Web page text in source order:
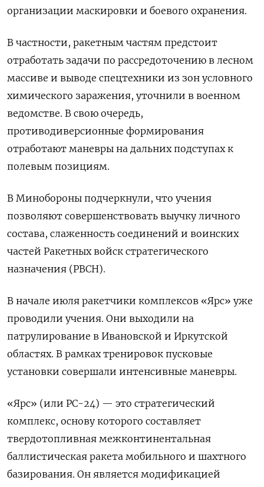
организации маскировки и боевого охранения.
В частности, ракетным частям предстоит
отработать задачи по рассредоточению в лесном
массиве и выводе спецтехники из зон условного
химического заражения, уточнили в военном
ведомстве. В свою очередь,
противодиверсионные формирования
отработают маневры на дальних подступах к
полевым позициям.
В Минобороны подчеркнули, что учения
позволяют совершенствовать выучку личного
состава, слаженность соединений и воинских
частей Ракетных войск стратегического
назначения (РВСН).
В начале июля ракетчики комплексов «Ярс» уже
проводили учения. Они выходили на
патрулирование в Ивановской и Иркутской
областях. В рамках тренировок пусковые
установки совершали интенсивные маневры.
«Ярс» (или РС-24) — это стратегический
комплекс, основу которого составляет
твердотопливная межконтинентальная
баллистическая ракета мобильного и шахтного
базирования. Он является модификацией